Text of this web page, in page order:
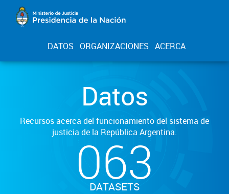
DATOS ORGANIZACIONES ACERCA
Datos
Recursos acerca del funcionamiento del sistema de
justicia de la República Argentina.
063
DATASETS